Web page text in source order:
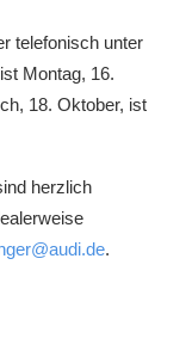
telefonisch unter
Montag, 16.
18. Oktober, ist
herzlich
.